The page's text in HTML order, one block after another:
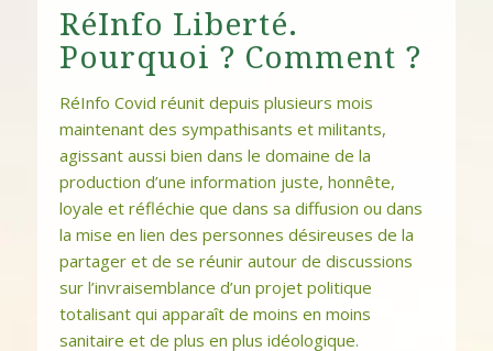
RéInfo Liberté.
Pourquoi ? Comment ?
RéInfo Covid réunit depuis plusieurs mois
maintenant des sympathisants et militants,
agissant aussi bien dans le domaine de la
production d’une information juste, honnête,
loyale et réfléchie que dans sa diffusion ou dans
la mise en lien des personnes désireuses de la
partager et de se réunir autour de discussions
sur l’invraisemblance d’un projet politique
totalisant qui apparaît de moins en moins
sanitaire et de plus en plus idéologique.